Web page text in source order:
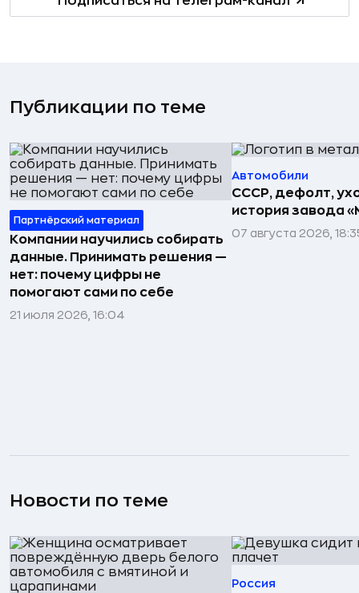
Публикации по теме
Партнёрский материал
Компании научились собирать
данные. Принимать решения —
нет: почему цифры не
помогают сами по себе
21 июля 2026, 16:04
Автомобили
СССР, дефолт,
история завода
07 августа 2026,
Новости по теме
Россия